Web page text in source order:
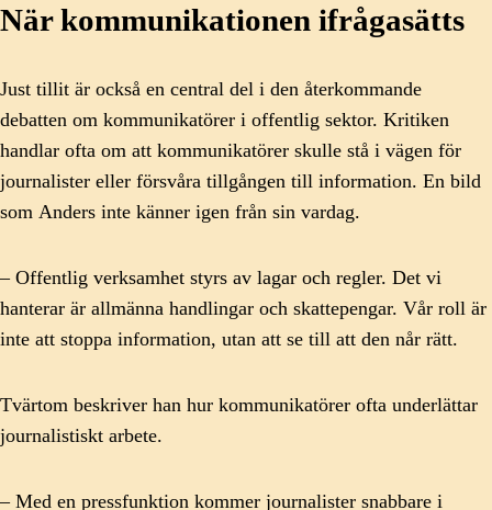
När kommunikationen ifrågasätts
Just tillit är också en central del i den återkommande
debatten om kommunikatörer i offentlig sektor. Kritiken
handlar ofta om att kommunikatörer skulle stå i vägen för
journalister eller försvåra tillgången till information. En bild
som Anders inte känner igen från sin vardag.
– Offentlig verksamhet styrs av lagar och regler. Det vi
hanterar är allmänna handlingar och skattepengar. Vår roll är
inte att stoppa information, utan att se till att den når rätt.
Tvärtom beskriver han hur kommunikatörer ofta underlättar
journalistiskt arbete.
– Med en pressfunktion kommer journalister snabbare i